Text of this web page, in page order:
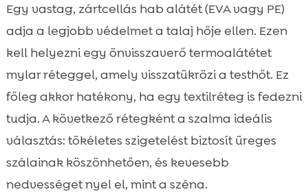
Egy vastag, zártcellás hab alátét (EVA vagy PE)
adja a legjobb védelmet a talaj hője ellen. Ezen
kell helyezni egy önvisszaverő termoalátétet
mylar réteggel, amely visszatükrözi a testhőt. Ez
főleg akkor hatékony, ha egy textilréteg is fedezni
tudja. A következő rétegként a szalma ideális
választás: tökéletes szigetelést biztosít üreges
szálainak köszönhetően, és kevesebb
nedvességet nyel el, mint a széna.